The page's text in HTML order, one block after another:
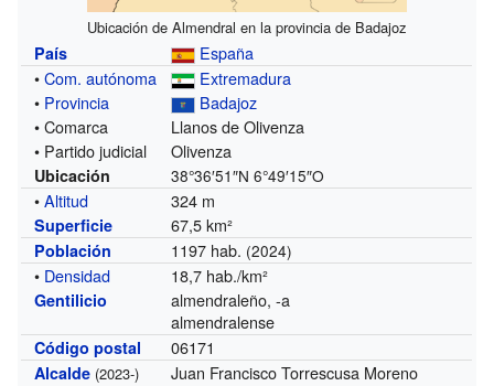
Ubicación de Almendral en la provincia de Badajoz
País
España
•Com. autónoma
Extremadura
• Provincia
Badajoz
• Comarca
Llanos de Olivenza
• Partido judicial
Olivenza
Ubicación 38°36′51″N 6°49′15″O
•Altitud 324 m
Superficie 67,5 km²
Población 1197 hab. (2024)
• Densidad 18,7 hab./km²
Gentilicio
almendraleño, -a
almendralense
Código postal 06171
Alcalde (2023-)
Juan Francisco Torrescusa Moreno